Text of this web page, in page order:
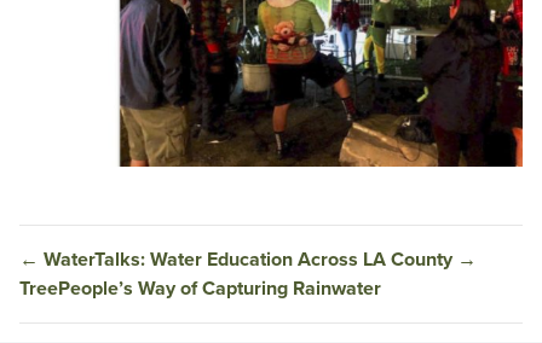
← WaterTalks: Water Education Across LA County →
TreePeople’s Way of Capturing Rainwater